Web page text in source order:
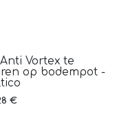
Vortex te
op bodempot -
€